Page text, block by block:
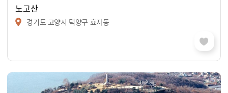
노고산
경기도 고양시 덕양구 효자동